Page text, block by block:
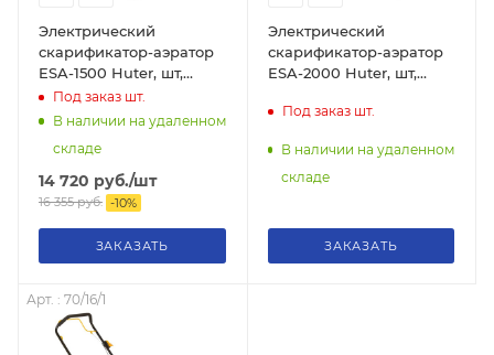
Электрический
скарификатор-аэратор
ESA-1500 Huter, шт,
70/16/2
Под заказ шт.
В наличии на удаленном
складе
14 720 руб./шт
16 355руб. -10%
ЗАКАЗАТЬ
Электрический
скарификатор-аэратор
ESA-2000 Huter, шт,
Под заказшт.
В наличии на удаленном
складе
ЗАКАЗАТЬ
Арт. : 70/16/1